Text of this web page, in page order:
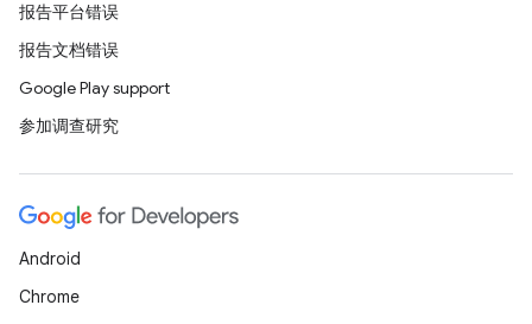
报告平台错误
报告文档错误
Google Play support
参加调查研究
Android
Chrome